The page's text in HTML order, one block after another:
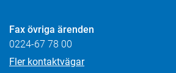
Fax övriga ärenden
0224-67 78 00
Fler kontaktvägar